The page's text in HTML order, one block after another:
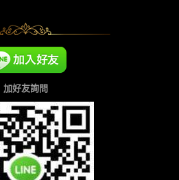
加好友詢問